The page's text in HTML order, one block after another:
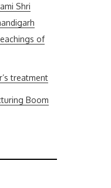
Shri
of
treatment
Boom